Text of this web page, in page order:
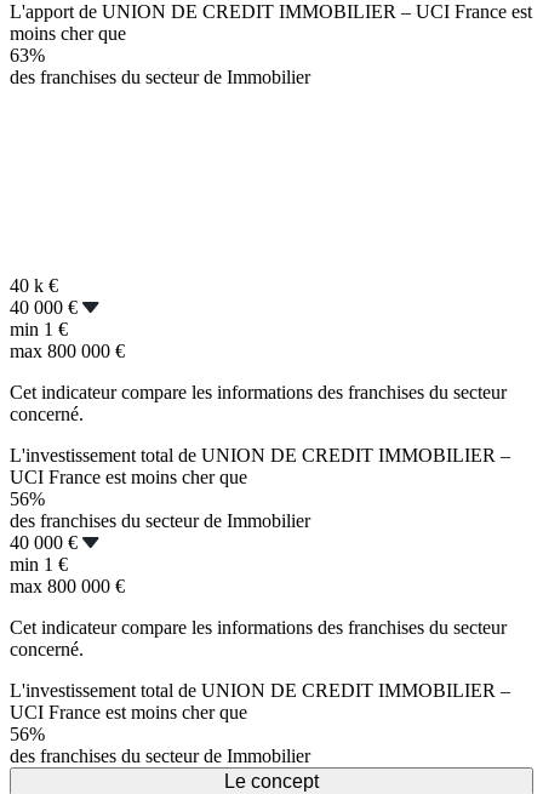
L'apport de UNION DE CREDIT IMMOBILIER – UCI France est
moins cher que
63%
des franchises du secteur de Immobilier
40 k €
40 000 €
min 1 €
max 800 000 €
Cet indicateur compare les informations des franchises du secteur
concerné.
L'investissement total de UNION DE CREDIT IMMOBILIER –
UCI France est moins cher que
56%
des franchises du secteur de Immobilier
40 000 €
min 1 €
max 800 000 €
Cet indicateur compare les informations des franchises du secteur
concerné.
L'investissement total de UNION DE CREDIT IMMOBILIER –
UCI France est moins cher que
56%
des franchises du secteur de Immobilier
Le concept